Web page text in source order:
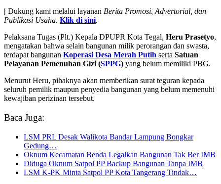
| Dukung kami melalui layanan Berita Promosi, Advertorial, dan
Publikasi Usaha. Klik di sini.
Pelaksana Tugas (Plt.) Kepala DPUPR Kota Tegal, Heru Prasetyo,
mengatakan bahwa selain bangunan milik perorangan dan swasta,
terdapat bangunan Koperasi Desa Merah Putih serta Satuan
Pelayanan Pemenuhan Gizi (SPPG) yang belum memiliki PBG.
Menurut Heru, pihaknya akan memberikan surat teguran kepada
seluruh pemilik maupun penyedia bangunan yang belum memenuhi
kewajiban perizinan tersebut.
Baca Juga:
LSM PRL Desak Walikota Bandar Lampung Bongkar
Gedung…
Oknum Kecamatan Benda Legalkan Bangunan Tak Ber IMB
Diduga Oknum Satpol PP Backup Bangunan Tanpa IMB
LSM K-PK Minta Satpol PP Kota Tangerang Tindak…